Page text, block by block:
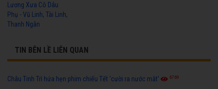
Lương Xưa Cô Dâu
Phụ - Vũ Linh, Tài Linh,
Thanh Ngân
TIN BÊN LỀ LIÊN QUAN
Châu Tinh Trì hứa hẹn phim chiếu Tết 'cười ra nước mắt' 6769